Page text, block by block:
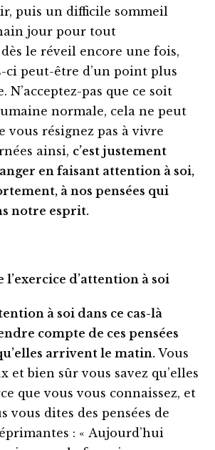
puis un difficile sommeil
jour pour tout
le réveil encore une fois,
ci peut-être d’un point plus
N’acceptez-pas que ce soit
normale, cela ne peut
vous résignez pas à vivre
ainsi, c’est justement
en faisant attention à soi,
à nos pensées qui
notre esprit.
d’attention à soi
à soi dans ce cas-là
compte de ces pensées
arrivent le matin. Vous
et bien sûr vous savez qu’elles
que vous vous connaissez, et
vous dites des pensées de
: « Aujourd’hui